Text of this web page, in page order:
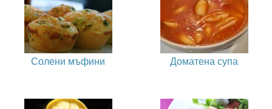
Солени мъфини Доматена супа